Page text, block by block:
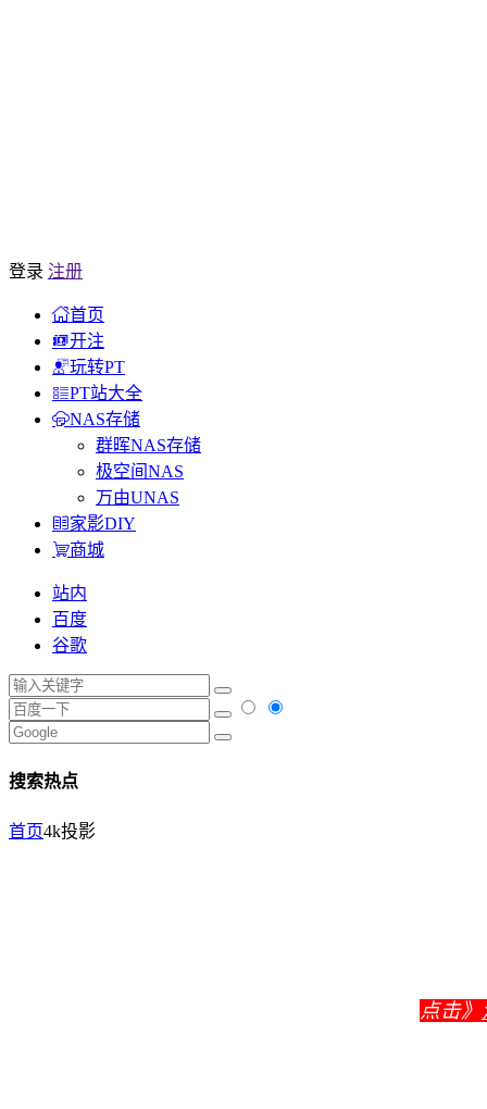
登录 注册
首页
开注
玩转PT
PT站大全
NAS存储
群晖NAS存储
极空间NAS
万由UNAS
家影DIY
商城
站内
百度
谷歌
搜索热点
首页4k投影
点击》